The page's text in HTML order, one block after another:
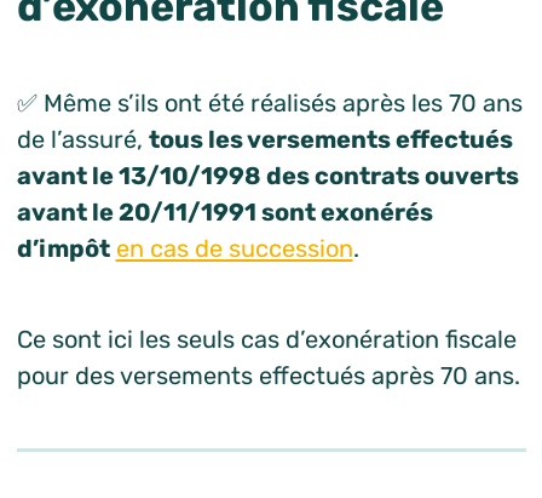
✅ Même s’ils ont été réalisés après les 70 ans
de l’assuré, tous les versements effectués
avant le 13/10/1998 des contrats ouverts
avant le 20/11/1991 sont exonérés
d’impôt en cas de succession.
Ce sont ici les seuls cas d’exonération fiscale
pour des versements effectués après 70 ans.